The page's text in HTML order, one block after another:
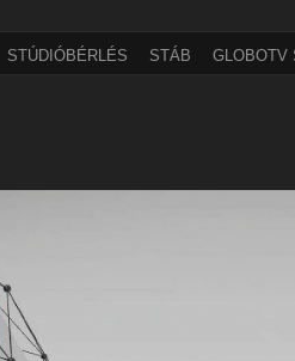
STÚDIÓBÉRLÉS STÁB GLOBOTV